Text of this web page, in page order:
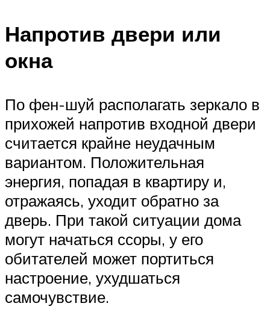
Напротив двери или
окна
По фен-шуй располагать зеркало в
прихожей напротив входной двери
считается крайне неудачным
вариантом. Положительная
энергия, попадая в квартиру и,
отражаясь, уходит обратно за
дверь. При такой ситуации дома
могут начаться ссоры, у его
обитателей может портиться
настроение, ухудшаться
самочувствие.